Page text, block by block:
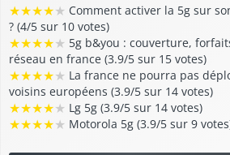
★★★★★ Comment activer la 5g sur
? (4/5 sur 10 votes)
★★★★★ 5g b&you : couverture,
réseau en france (3.9/5 sur 15 votes)
★★★★★ La france ne pourra pas
voisins européens (3.9/5 sur 14 votes)
★★★★★ Lg 5g (3.9/5 sur 14 votes)
★★★★★ Motorola 5g (3.9/5 sur 9